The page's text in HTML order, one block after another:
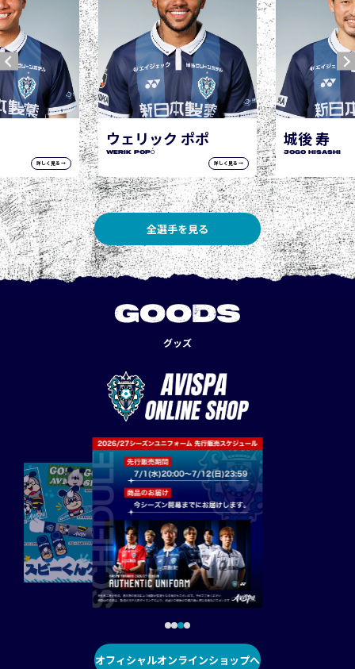
詳しく見る →
ウェリック ポポ
WERIK POPÓ
詳しく見る →
城後 寿
JOGO Hisashi
全選手を見る
GOODS
グッズ
オフィシャルオンラインショップへ